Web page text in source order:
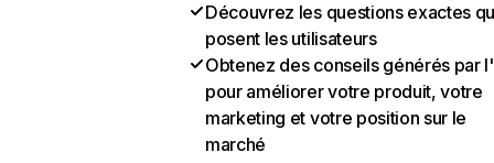
Découvrez les questions exactes
posent les utilisateurs
Obtenez des conseils générés par
pour améliorer votre produit, votre
marketing et votre position sur le
marché